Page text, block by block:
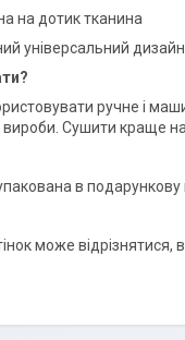
на дотик тканина
універсальний
ручне і
Сушити краще на
в подарункову
може